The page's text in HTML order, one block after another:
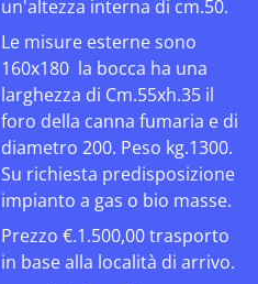
un'altezza interna di cm.50.
Le misure esterne sono
160x180 la bocca ha una
larghezza di Cm.55xh.35 il
foro della canna fumaria e di
diametro 200. Peso kg.1300.
Su richiesta predisposizione
impianto a gas o bio masse.
Prezzo €.1.500,00 trasporto
in base alla località di arrivo.